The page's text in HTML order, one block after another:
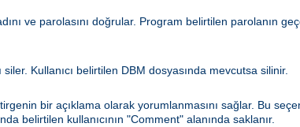
ve parolasını doğrular. Program belirtilen parolanın
siler. Kullanıcı belirtilen DBM dosyasında mevcutsa silinir.
bir açıklama olarak yorumlanmasını sağlar. Bu
belirtilen kullanıcının "Comment" alanında saklanır.